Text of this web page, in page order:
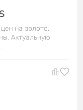
на золото,
Актуальную